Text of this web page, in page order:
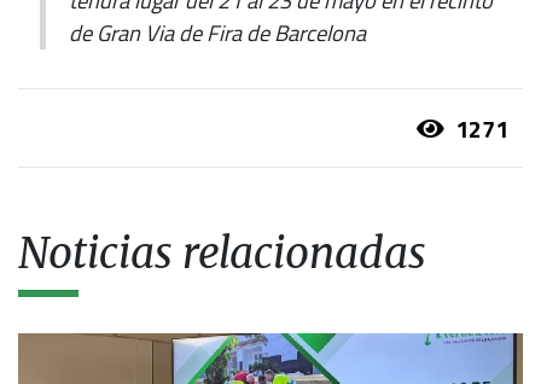
de Gran Via de Fira de Barcelona
1271
Noticias relacionadas